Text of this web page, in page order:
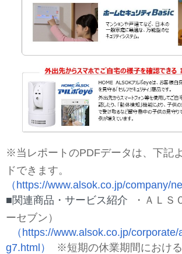
※当レポートのPDFデータは、下記
ドできます。
（https://www.alsok.co.jp/company/
■関連商品・サービス紹介
・ＡＬＳ
ーセブン）
（https://www.alsok.co.jp/
g7.html）
※短期の休業期間におけ